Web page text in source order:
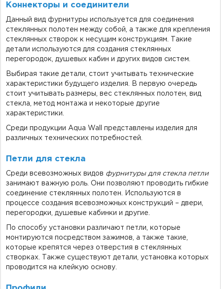
Коннекторы и соединители
Данный вид фурнитуры используется для соединения
стеклянных полотен между собой, а также для крепления
стеклянных створок к несущим конструкциям. Такие
детали используются для создания стеклянных
перегородок, душевых кабин и других видов систем.
Выбирая такие детали, стоит учитывать технические
характеристики будущего изделия. В первую очередь
стоит учитывать размеры, вес стеклянных полотен, вид
стекла, метод монтажа и некоторые другие
характеристики.
Среди продукции Aqua Wall представлены изделия для
различных технических потребностей.
Петли для стекла
Среди всевозможных видов фурнитуры для стекла петли
занимают важную роль. Они позволяют проводить гибкие
соединение стеклянных полотен. Используются в
процессе создания всевозможных конструкций – двери,
перегородки, душевые кабинки и другие.
По способу установки различают петли, которые
монтируются посредством зажимов, а также такие,
которые крепятся через отверстия в стеклянных
створках. Также существуют детали, установка которых
проводится на клейкую основу.